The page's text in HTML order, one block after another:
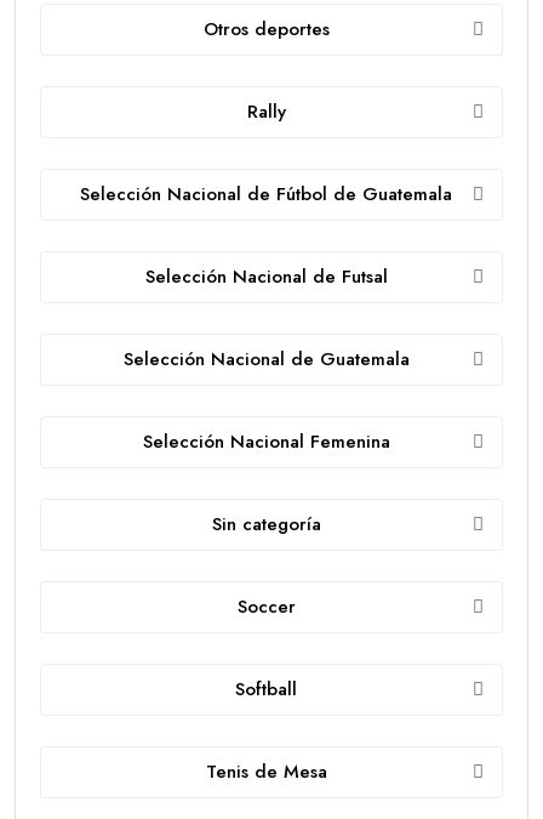
Otros deportes
Rally
Selección Nacional de Fútbol de Guatemala
Selección Nacional de Futsal
Selección Nacional de Guatemala
Selección Nacional Femenina
Sin categoría
Soccer
Softball
Tenis de Mesa